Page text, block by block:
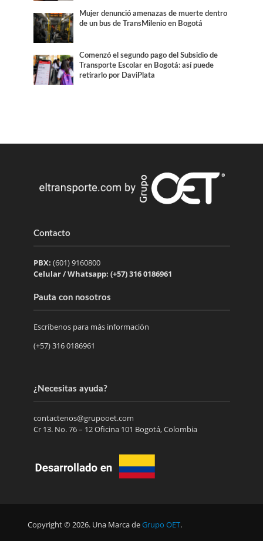
Mujer denunció amenazas de muerte dentro
de un bus de TransMilenio en Bogotá
Comenzó el segundo pago del Subsidio de
Transporte Escolar en Bogotá: así puede
retirarlo por DaviPlata
Contacto
PBX: (601) 9160800
Celular / Whatsapp: (+57) 316 0186961
Pauta con nosotros
Escríbenos para más información
(+57) 316 0186961
¿Necesitas ayuda?
contactenos@grupooet.com
Cr 13. No. 76 – 12 Oficina 101 Bogotá, Colombia
Copyright © 2026. Una Marca deGrupo OET.